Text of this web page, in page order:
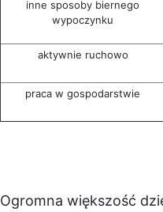
inne sposoby biernego
wypoczynku
aktywnie ruchowo
praca w gospodarstwie
Ogromna większość